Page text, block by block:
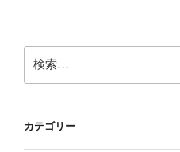
ン
索:
カテゴリー